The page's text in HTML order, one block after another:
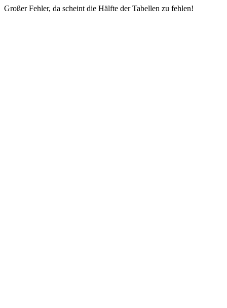
Großer Fehler, da scheint die Hälfte der Tabellen zu fehlen!